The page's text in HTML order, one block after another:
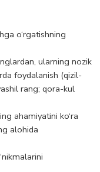
o‘rgatishning
ularning nozik
foydalanish (qizil-
rang; qora-kul
ahamiyatini ko‘ra
alohida